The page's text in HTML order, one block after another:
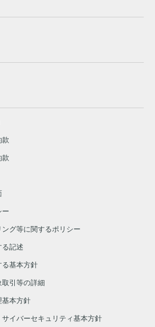
款
款
ー
グ等に関するポリシー
る記述
る基本方針
引等の詳細
基本方針
イバーセキュリティ基本方針